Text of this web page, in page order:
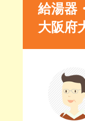
給湯器
大阪府